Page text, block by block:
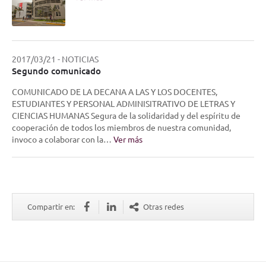
2017/03/21 - NOTICIAS
Segundo comunicado
COMUNICADO DE LA DECANA A LAS Y LOS DOCENTES,
ESTUDIANTES Y PERSONAL ADMINISITRATIVO DE LETRAS Y
CIENCIAS HUMANAS Segura de la solidaridad y del espíritu de
cooperación de todos los miembros de nuestra comunidad,
invoco a colaborar con la… Ver más
Compartir en: Otras redes